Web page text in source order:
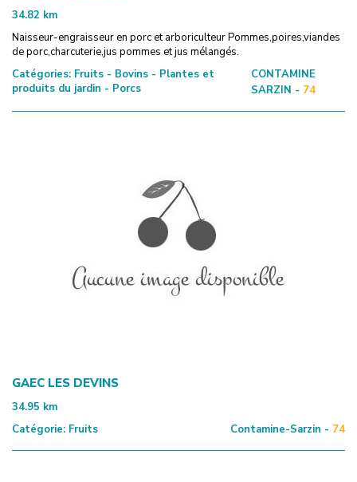
34.82 km
Naisseur-engraisseur en porc et arboriculteur Pommes,poires,viandes
de porc,charcuterie,jus pommes et jus mélangés.
Catégories: Fruits - Bovins - Plantes et
produits du jardin - Porcs
CONTAMINE
SARZIN - 74
GAEC LES DEVINS
34.95 km
Catégorie: Fruits Contamine-Sarzin - 74